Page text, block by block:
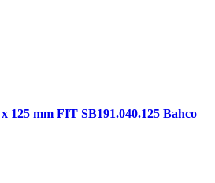
125 mm FIT SB191.040.125 Bahco